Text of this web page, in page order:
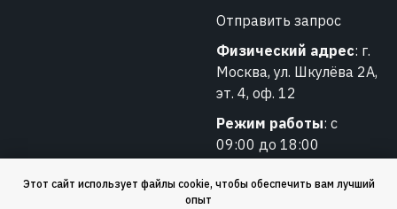
Этот сайт использует файлы cookie, чтобы обеспечить вам лучший
опыт
Отправить запрос
Физический адрес: г.
Москва, ул. Шкулёва 2А,
эт. 4, оф. 12
Режим работы: с
09:00 до 18:00